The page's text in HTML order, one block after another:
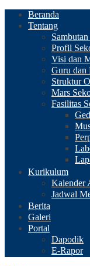
Beranda
Tentang
Profil
Visi dan
Guru dan
Struktur
Mars
Fasilitas
Kurikulum
Kalender
Jadwal
Berita
Galeri
Portal
Dapodik
E-Rapor